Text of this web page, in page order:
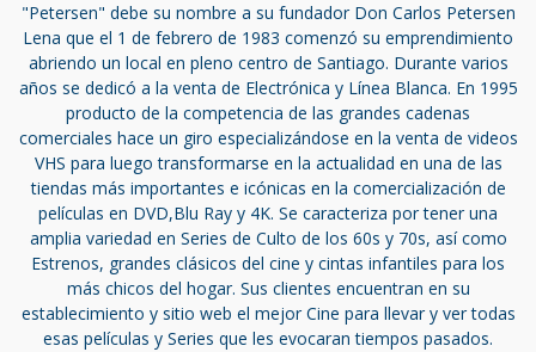
"Petersen" debe su nombre a su fundador Don Carlos Petersen
Lena que el 1 de febrero de 1983 comenzó su emprendimiento
abriendo un local en pleno centro de Santiago. Durante varios
años se dedicó a la venta de Electrónica y Línea Blanca. En 1995
producto de la competencia de las grandes cadenas
comerciales hace un giro especializándose en la venta de videos
VHS para luego transformarse en la actualidad en una de las
tiendas más importantes e icónicas en la comercialización de
películas en DVD,Blu Ray y 4K. Se caracteriza por tener una
amplia variedad en Series de Culto de los 60s y 70s, así como
Estrenos, grandes clásicos del cine y cintas infantiles para los
más chicos del hogar. Sus clientes encuentran en su
establecimiento y sitio web el mejor Cine para llevar y ver todas
esas películas y Series que les evocaran tiempos pasados.